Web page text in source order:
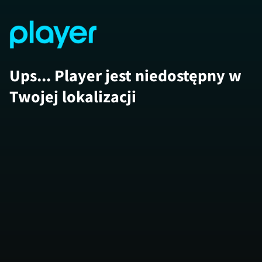
Ups... Player jest niedostępny w
Twojej lokalizacji